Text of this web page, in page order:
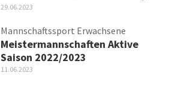
29.06.2023
Mannschaftssport Erwachsene
Meistermannschaften Aktive
Saison 2022/2023
11.06.2023